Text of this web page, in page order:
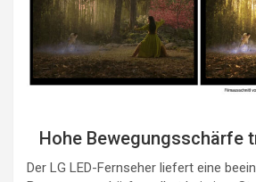
Hohe Bewegungsschärfe
Der LG LED-Fernseher liefert eine